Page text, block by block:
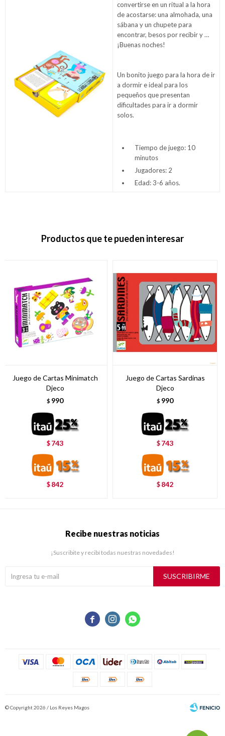
convertirse en un ritual a la hora
de acostarse: una almohada, una
sábana y un chupete para
encontrar, besos por recibir y …
¡Buenas noches!
Un bonito juego para la hora de ir
a dormir e ideal para los
pequeños que presentan
dificultades para ir a dormir
solos.
Tiempo de juego: 10
minutos
Jugadores: 2
Edad: 3-6 años.
Productos que te pueden interesar
Juego de Cartas Minimatch
Djeco
$ 990
$ 743
$ 842
Juego de Cartas Sardinas
Djeco
$ 990
$ 743
$ 842
  
Recibe nuestras noticias
¡Suscribite y recibí todas nuestras novedades!
SUSCRIBIRME
© Copyright 2026 / Los Reyes Magos